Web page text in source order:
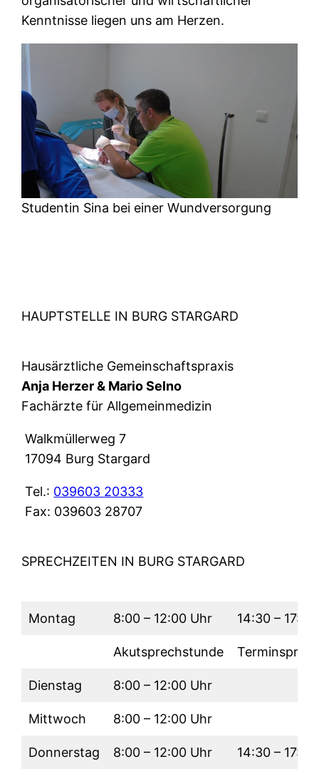
Kenntnisse liegen uns am Herzen.
Studentin Sina bei einer Wundversorgung
HAUPTSTELLE IN BURG STARGARD
Hausärztliche Gemeinschaftspraxis
Anja Herzer & Mario Selno
Fachärzte für Allgemeinmedizin
Walkmüllerweg 7
17094 Burg Stargard
Tel.: 039603 20333
Fax: 039603 28707
SPRECHZEITEN IN BURG STARGARD
Montag 8:00 – 12:00 Uhr 14:30 –
Akutsprechstunde
Dienstag 8:00 – 12:00 Uhr
Mittwoch 8:00 – 12:00 Uhr
Donnerstag 8:00 – 12:00 Uhr 14:30 –